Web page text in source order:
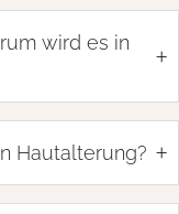
wird es in
+
Hautalterung? +